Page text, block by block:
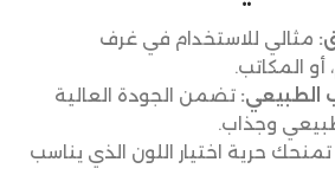
مثالي للاستخدام في غرف
المكاتب.
تضمن الجودة العالية
وجذاب.
تمنحك حرية اختيار اللون الذي يناسب